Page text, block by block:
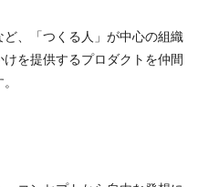
、「つくる人」が中心の組織
を提供するプロダクトを仲間